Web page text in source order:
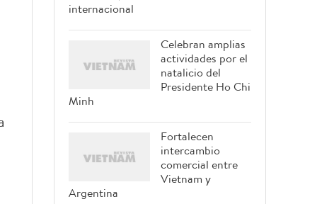
internacional
Celebran amplias
actividades por el
natalicio del
Presidente Ho Chi
Minh
Fortalecen
intercambio
comercial entre
Vietnam y
Argentina